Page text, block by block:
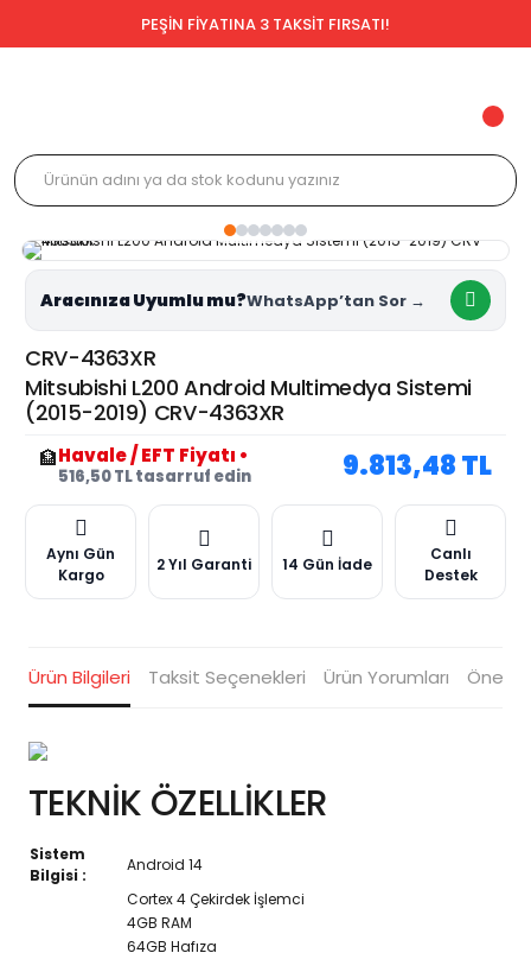
PEŞİN FİYATINA 3 TAKSİT FIRSATI!
Aracınıza Uyumlu mu?
CRV-4363XR
Mitsubishi L200 Android Multimedya Sistemi
(2015-2019) CRV-4363XR
🏦Havale / EFT Fiyatı •
516,50 TL tasarruf edin 9.813,48 TL
Aynı Gün
Kargo
2 Yıl Garanti 14 Gün İade
Canlı
Destek
Ürün Bilgileri Taksit Seçenekleri Ürün Yorumları
TEKNİK ÖZELLİKLER
Sistem
Bilgisi :
Android 14
Cortex 4 Çekirdek İşlemci
4GB RAM
64GB Hafıza